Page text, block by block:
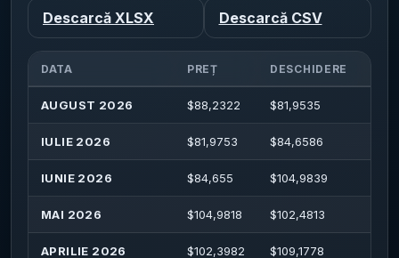
Descarcă XLSX Descarcă CSV
DATA PREȚ DESCHIDERE
AUGUST 2026 $88,2322 $81,9535
IULIE 2026 $81,9753 $84,6586
IUNIE 2026 $84,655 $104,9839
MAI 2026 $104,9818 $102,4813
APRILIE 2026 $102,3982 $109,1778